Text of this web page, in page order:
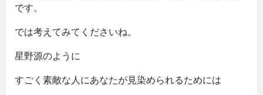
です。
では考えてみてくださいね。
星野源のように
すごく素敵な人にあなたが見染められるためには